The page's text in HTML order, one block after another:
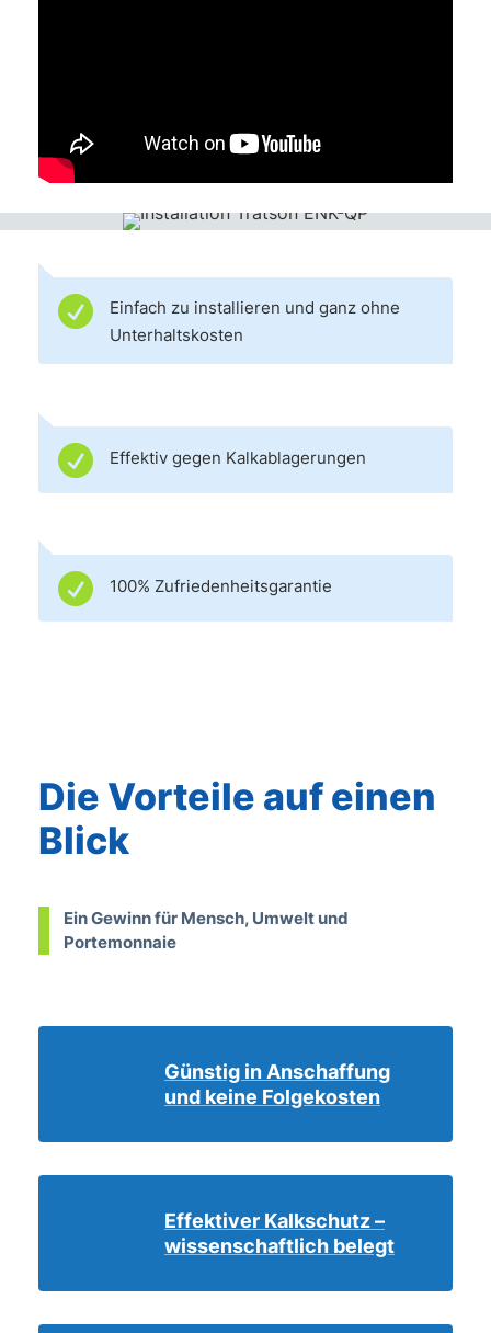

Einfach zu installieren und ganz ohne
Unterhaltskosten
 Effektiv gegen Kalkablagerungen
 100% Zufriedenheitsgarantie
Die Vorteile auf einen
Blick
Ein Gewinn für Mensch, Umwelt und
Portemonnaie
Günstig in Anschaffung
und keine Folgekosten
Effektiver Kalkschutz –
wissenschaftlich belegt